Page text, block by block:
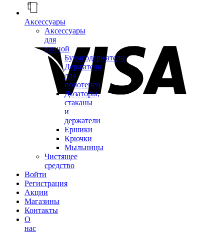
Аксессуары
Аксессуары
для
ванной
Бумагодержатели
Держатели
для
полотенец
Дозаторы,
стаканы
и
держатели
Ершики
Крючки
Мыльницы
Чистящее
средство
Войти
Регистрация
Акции
Магазины
Контакты
О
нас